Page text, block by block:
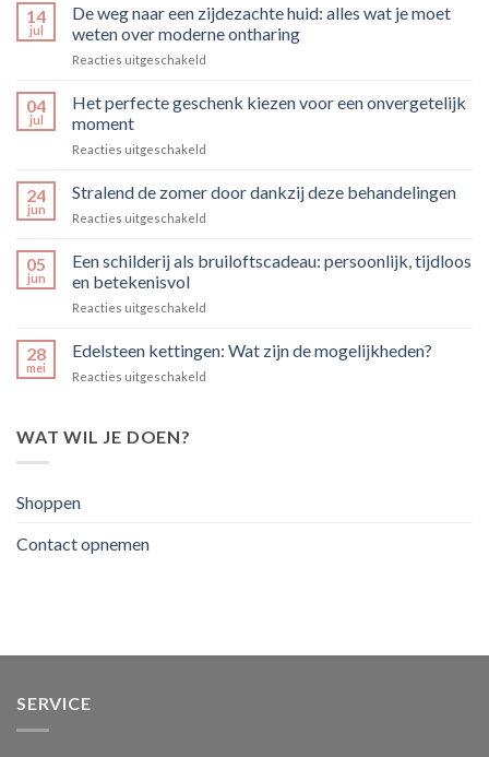
14
jul
De weg naar een zijdezachte huid: alles wat je moet
weten over moderne ontharing
Reacties uitgeschakeld
weg
naar
alles
weten
04
jul
Het perfecte geschenk kiezen voor een onvergetelijk
moment
Reacties uitgeschakeld
perfecte
geschenk
een
24
jun
Stralend de zomer door dankzij deze behandelingen
Reacties uitgeschakeld
zomer
behandelingen
05
jun
Een schilderij als bruiloftscadeau: persoonlijk, tijdloos
en betekenisvol
Reacties uitgeschakeld
schilderij
als
28
mei
Edelsteen kettingen: Wat zijn de mogelijkheden?
Reacties uitgeschakeld
WAT WIL JE DOEN?
Shoppen
Contact opnemen
SERVICE